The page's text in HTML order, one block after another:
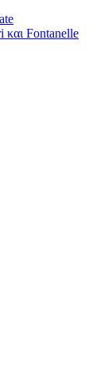
και Fontanelle